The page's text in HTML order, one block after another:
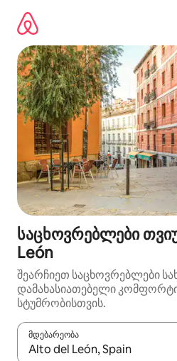
გადასვლა
საცხოვრებლები
León
შეარჩიეთ საცხოვრებლები
დამახასიათებელი
სტუმრობისთვის.
მდებარეობა
როცა შედეგები